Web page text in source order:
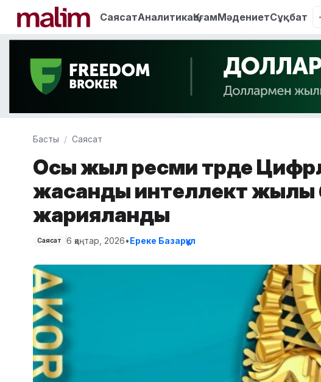
СаясатАналитикаҚоғамМәдениетСұқбат
Басты Саясат
Осы жыл ресми түрде
жасанды интеллект жылы
жарияланды
Саясат 6 қаңтар, 2026•Ереке Базарқұл